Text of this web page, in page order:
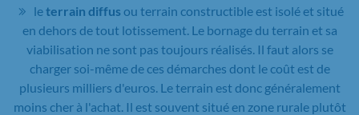
leterrain diffusou terrain constructible est isolé et situé
en dehors de tout lotissement. Le bornage du terrain et sa
viabilisation ne sont pas toujours réalisés. Il faut alors se
charger soi-même de ces démarches dont le coût est de
plusieurs milliers d'euros. Le terrain est donc généralement
moins cher à l'achat. Il est souvent situé en zone rurale plutôt